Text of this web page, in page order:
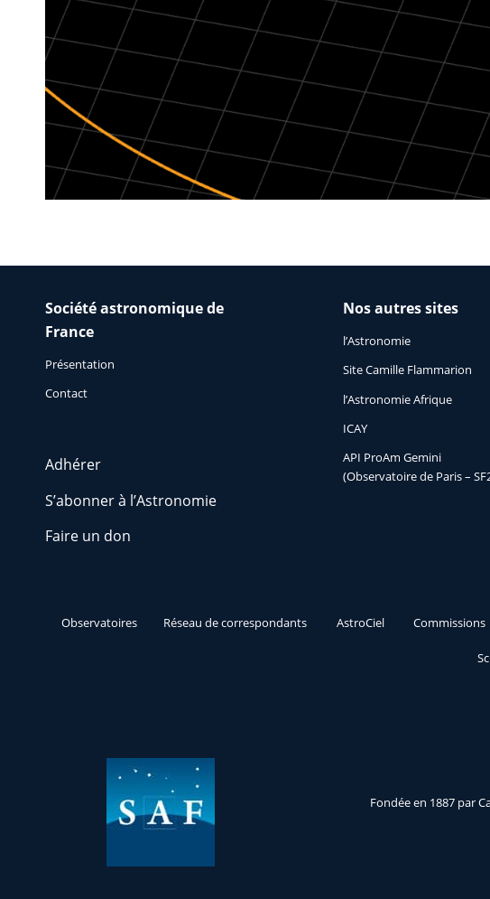
Société astronomique de
France
Présentation
Contact
Adhérer
S’abonner à l’Astronomie
Faire un don
Nos autres sites
l’Astronomie
Site Camille Flammarion
l’Astronomie Afrique
ICAY
API ProAm Gemini
(Observatoire de Paris –
Observatoires Réseau de correspondants AstroCiel Commissions
Fondée en 1887 par